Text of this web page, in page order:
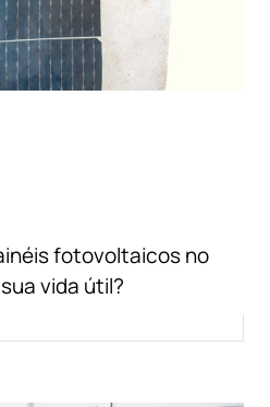
fotovoltaicos no
vida útil?